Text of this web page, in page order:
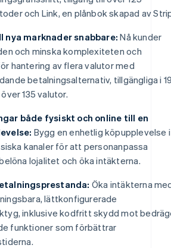
och Link, en plånbok skapad av
nya marknader snabbare: Nå kunder
och minska komplexiteten och
hantering av flera valutor med
betalningsalternativ, tillgängliga i
135 valutor.
både fysiskt och online till en
Bygg en enhetlig köpupplevelse i
kanaler för att personanpassa
lojalitet och öka intäkterna.
Öka intäkterna
lättkonfigurerade
inklusive kodfritt skydd mot
funktioner som förbättrar